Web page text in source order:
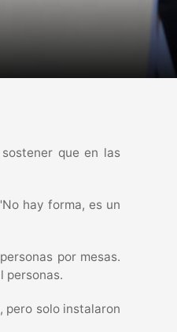
que en las
hay forma, es un
por mesas.
personas.
pero solo instalaron